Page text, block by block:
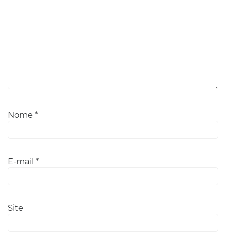
Nome *
E-mail *
Site